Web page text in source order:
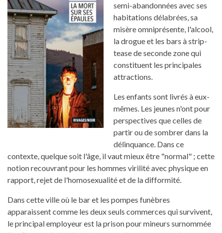
semi-abandonnées avec ses
habitations délabrées, sa
misère omniprésente, l'alcool,
la drogue et les bars à strip-
tease de seconde zone qui
constituent les principales
attractions.
Les enfants sont livrés à eux-
mêmes. Les jeunes n'ont pour
perspectives que celles de
partir ou de sombrer dans la
délinquance. Dans ce
contexte, quelque soit l'âge, il vaut mieux être "normal" ; cette
notion recouvrant pour les hommes virilité avec physique en
rapport, rejet de l'homosexualité et de la difformité.
Dans cette ville où le bar et les pompes funèbres
apparaissent comme les deux seuls commerces qui survivent,
le principal employeur est la prison pour mineurs surnommée